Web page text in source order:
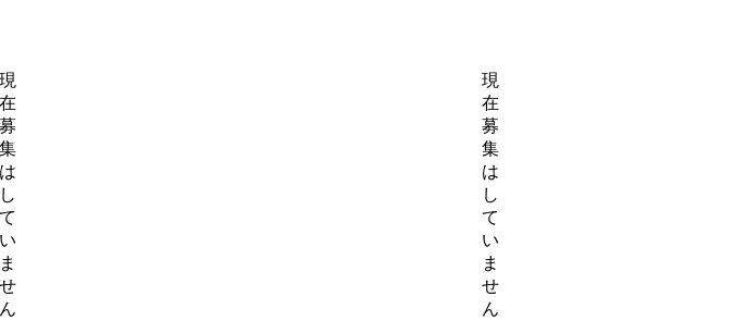
現
在
募
集
は
し
て
い
ま
せ
ん
現
在
募
集
は
し
て
い
ま
せ
ん